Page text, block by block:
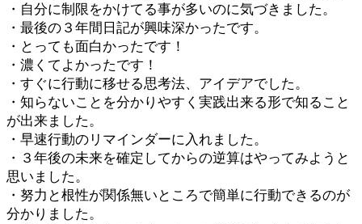
・自分に制限をかけてる事が多いのに気づきました。
・最後の３年間日記が興味深かったです。
・とっても面白かったです！
・濃くてよかったです！
・すぐに行動に移せる思考法、アイデアでした。
・知らないことを分かりやすく実践出来る形で知ること
が出来ました。
・早速行動のリマインダーに入れました。
・３年後の未来を確定してからの逆算はやってみようと
思いました。
・努力と根性が関係無いところで簡単に行動できるのが
分かりました。